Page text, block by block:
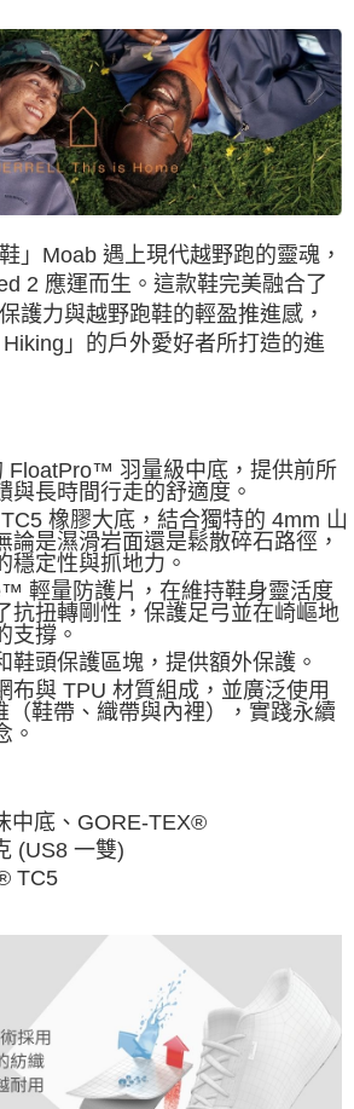
含以上)免運費
含以上)免運費
含以上)免運費
含以上)免運費
」Moab 遇上現代越野跑的靈魂，
2 應運而生。這款鞋完美融合了
護力與越野跑鞋的輕盈推進感，
」的戶外愛好者所打造的進
FloatPro™ 羽量級中底，提供前所
與長時間行走的舒適度。
橡膠大底，結合獨特的 4mm 山
論是濕滑岩面還是鬆散碎石路徑，
穩定性與抓地力。
輕量防護片，在維持鞋身靈活度
抗扭轉剛性，保護足弓並在崎嶇地
支撐。
鞋頭保護區塊，提供額外保護 。
布與 TPU 材質組成，並廣泛使用
（鞋帶、織帶與內裡），實踐永續
。
中底、GORE-TEX®
(US8 一雙)
TC5